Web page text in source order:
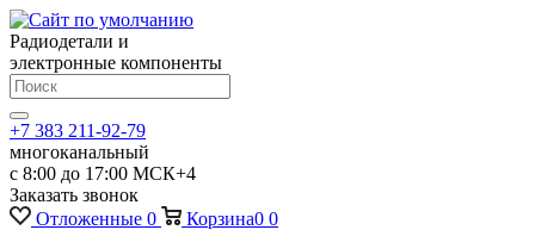
Радиодетали и
электронные компоненты
+7 383 211-92-79
многоканальный
с 8:00 до 17:00 МСК+4
Заказать звонок
Отложенные 0 Корзина0 0